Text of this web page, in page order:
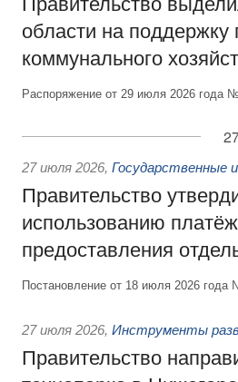
области на
коммунального
Распоряжение от 29 июля 2026 года
27 июля 2026, Государственные
Правительство
использованию
предоставления
Постановление от 18 июля 2026 года
27 июля 2026, Инструменты
Правительство